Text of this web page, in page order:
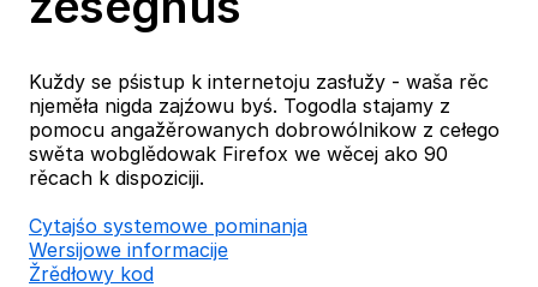
Kuždy se pśistup k internetoju zasłužy - waša rěc
njeměła nigda zajźowu byś. Togodla stajamy z
pomocu angažěrowanych dobrowólnikow z cełego
swěta wobglědowak Firefox we wěcej ako 90
rěcach k dispoziciji.
Cytajśo systemowe pominanja
Wersijowe informacije
Žrědłowy kod